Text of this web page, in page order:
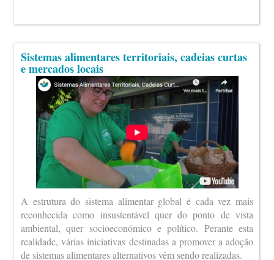
Sistemas alimentares territoriais, cadeias curtas
e mercados locais
A estrutura do sistema alimentar global é cada vez mais
reconhecida como insustentável quer do ponto de vista
ambiental, quer socioeconómico e político. Perante esta
realidade, várias iniciativas destinadas a promover a adoção
de sistemas alimentares alternativos vêm sendo realizadas.